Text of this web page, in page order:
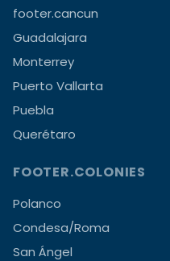
footer.cancun
Guadalajara
Monterrey
Puerto Vallarta
Puebla
Querétaro
FOOTER.COLONIES
Polanco
Condesa/Roma
San Ángel